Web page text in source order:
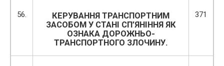
56.
КЕРУВАННЯ ТРАНСПОРТНИМ
ЗАСОБОМ У СТАНІ СП’ЯНІННЯ ЯК
ОЗНАКА ДОРОЖНЬО-
ТРАНСПОРТНОГО ЗЛОЧИНУ.
371